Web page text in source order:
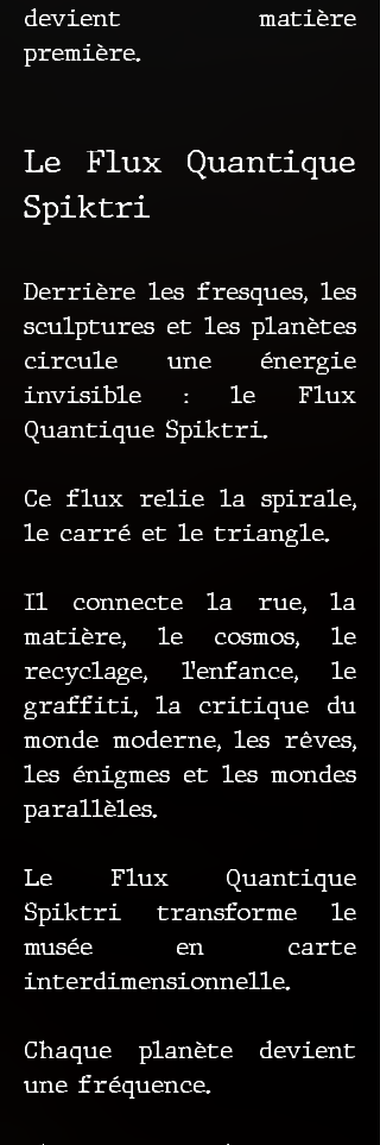
devient matière
première.
Le Flux Quantique
Spiktri
Derrière les fresques, les
sculptures et les planètes
circule une énergie
invisible : le Flux
Quantique Spiktri.
Ce flux relie la spirale,
le carré et le triangle.
Il connecte la rue, la
matière, le cosmos, le
recyclage, l’enfance, le
graffiti, la critique du
monde moderne, les rêves,
les énigmes et les mondes
parallèles.
Le Flux Quantique
Spiktri transforme le
musée en carte
interdimensionnelle.
Chaque planète devient
une fréquence.